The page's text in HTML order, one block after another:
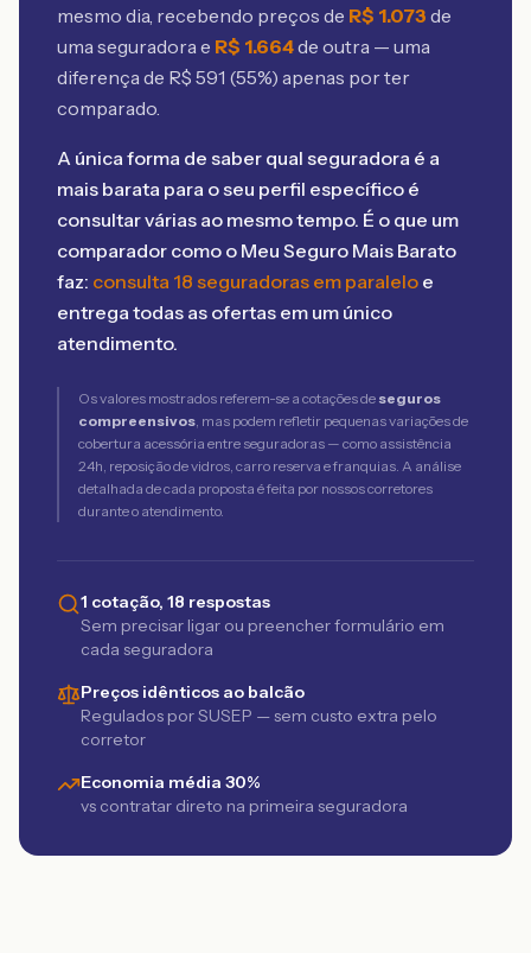
mesmo dia, recebendo preços de R$ 1.073 de
uma seguradora e R$ 1.664de outra — uma
diferença de R$ 591 (55%) apenas por ter
comparado.
A única forma de saber qual seguradora é a
mais barata para o seu perfil específico é
consultar várias ao mesmo tempo. É o que um
comparador como o Meu Seguro Mais Barato
faz: consulta 18 seguradoras em paralelo e
entrega todas as ofertas em um único
atendimento.
Os valores mostrados referem-se a cotações de seguros
compreensivos, mas podem refletir pequenas variações de
cobertura acessória entre seguradoras — como assistência
24h, reposição de vidros, carro reserva e franquias. A análise
detalhada de cada proposta é feita por nossos corretores
durante o atendimento.
1 cotação, 18 respostas
Sem precisar ligar ou preencher formulário em
cada seguradora
Preços idênticos ao balcão
Regulados por SUSEP — sem custo extra pelo
corretor
Economia média 30%
vs contratar direto na primeira seguradora